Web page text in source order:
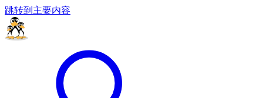
跳转到主要内容